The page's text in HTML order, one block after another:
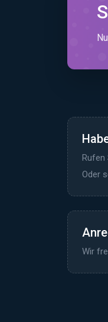
Rufen
Oder
Wir